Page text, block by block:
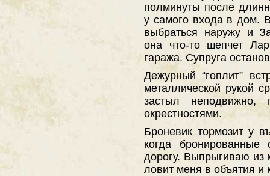
полминуты после
у самого входа в дом.
выбраться наружу и
она что-то шепчет
гаража. Супруга
Дежурный “гоплит”
металлической рукой
застыл неподвижно,
окрестностями.
Броневик тормозит у
когда бронированные
дорогу. Выпрыгиваю из
ловит меня в объятия и